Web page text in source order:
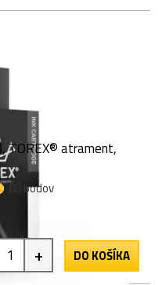
TOREX® atrament,
88 bodov
+ DO KOŠÍKA